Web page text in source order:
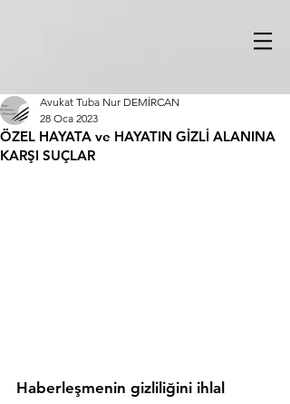
ÖZEL HAYATA ve HAYATIN GİZLİ ALANINA
KARŞI SUÇLAR
Avukat Tuba Nur DEMİRCAN
28 Oca 2023
Haberleşmenin gizliliğini ihlal